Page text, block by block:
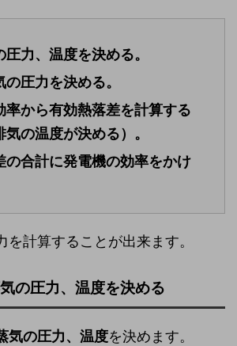
圧力、温度を決める。
圧力を決める。
率から有効熱落差を計算する
気の温度が決める）。
の合計に発電機の効率をかけ
を計算することが出来ます。
の圧力、温度を決める
気の圧力、温度を決めます。